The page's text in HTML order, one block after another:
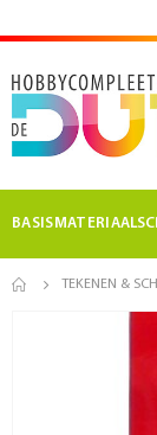
BASISMATERIAAL
TEKENEN &